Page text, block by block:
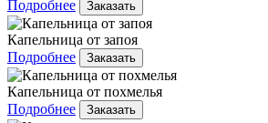
Подробнее
Заказать
Капельница от запоя
Подробнее
Заказать
Капельница от похмелья
Подробнее
Заказать